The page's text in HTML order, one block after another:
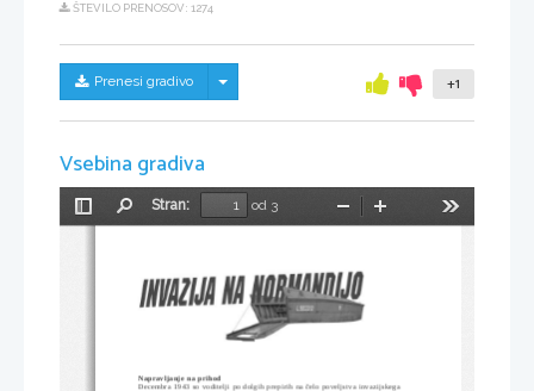
ŠTEVILO PRENOSOV: 1274
Prenesi gradivo Skrij/prikaži meni +1
Vsebina gradiva
Preklopi
Stran:
od 3
Pomanjšaj
Napravljanje na prihod
Decembra 1943 so voditelji po dolgih prepirih na čelo poveljstva invazijskega